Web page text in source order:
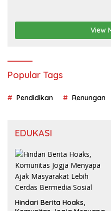
View
Popular Tags
Pendidikan Renungan
EDUKASI
Hindari Berita Hoaks,